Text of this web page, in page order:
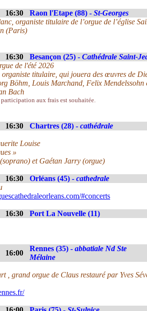
16:30 Raon l'Etape (88) - St-Georges
organiste titulaire de l’orgue de l’église
(Paris)
16:30 Besançon (25) - Cathédrale Saint-
de l'été 2026
organiste titulaire, qui jouera des œuvres de
Böhm, Louis Marchand, Felix Mendelssohn
Bach
aux frais est souhaitée.
16:30 Chartres (28) - cathédrale
Louise
»
et Gaétan Jarry (orgue)
16:30 Orléans (45) - cathedrale
#concerts
16:30
Port La Nouvelle (11)
16:00
Rennes (35) - abbatiale Nd Ste
Mélaine
, grand orgue de Claus restauré par Yves